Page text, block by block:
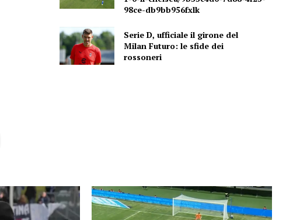
98ce-db9bb956fxlk
Serie D, ufficiale il girone del
Milan Futuro: le sfide dei
rossoneri